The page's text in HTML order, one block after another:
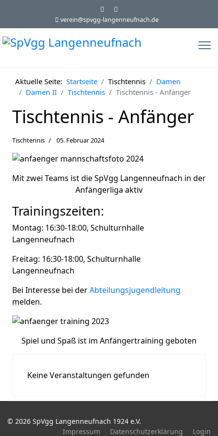
verein@spvgg-langenneufnach.de
Aktuelle Seite: Startseite Tischtennis
Damen
Damen II
Tischtennis Tischtennis - Anfänger
Tischtennis - Anfänger
Tischtennis 05. Februar 2024
Mit zwei Teams ist die SpVgg Langenneufnach in der
Anfängerliga aktiv
Trainingszeiten:
Montag: 16:30-18:00, Schulturnhalle
Langenneufnach
Freitag: 16:30-18:00, Schulturnhalle
Langenneufnach
Bei Interesse bei derAbteilungsjugendleitung
melden.
Spiel und Spaß ist im Anfängertraining geboten
Keine Veranstaltungen gefunden
© 2026 SpVgg Langenneufnach 1924 e.V.
Impressum
Datenschutzerklärung Login